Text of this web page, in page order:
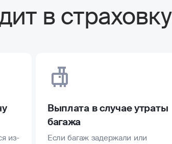
в страховку
из-
Выплата в случае утраты
багажа
Если багаж задержали или